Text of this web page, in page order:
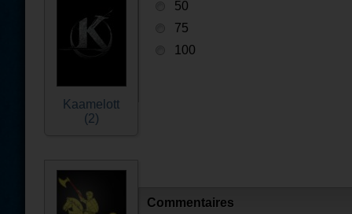
Kaamelott
(2)
50
75
100
Commentaires